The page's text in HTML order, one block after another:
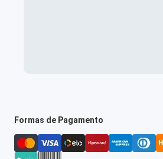
Formas de Pagamento